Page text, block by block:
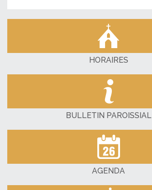
HORAIRES
BULLETIN PAROISSIAL
AGENDA